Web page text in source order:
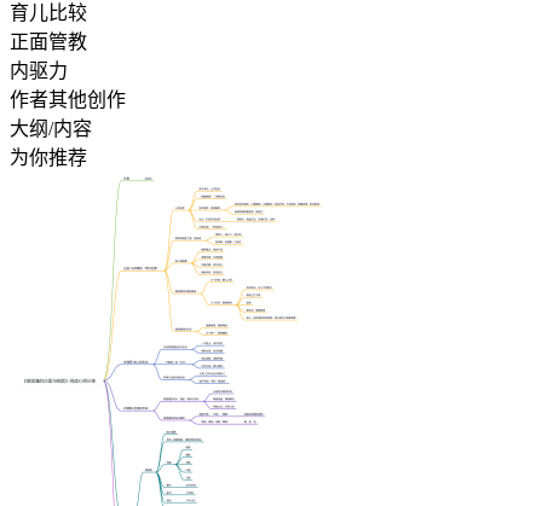
育儿比较
正面管教
内驱力
作者其他创作
大纲/内容
为你推荐